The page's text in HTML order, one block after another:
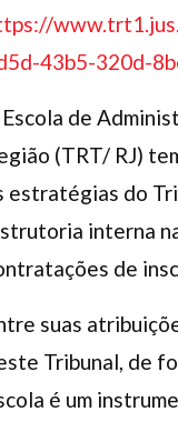
43b5-320d-
de
(TRT/ RJ)
estratégias do
interna
de
suas
Tribunal, de
é um